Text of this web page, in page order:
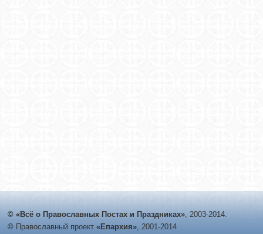
© «Всё о Православных Постах и Праздниках», 2003-2014.
© Православный проект «Епархия», 2001-2014